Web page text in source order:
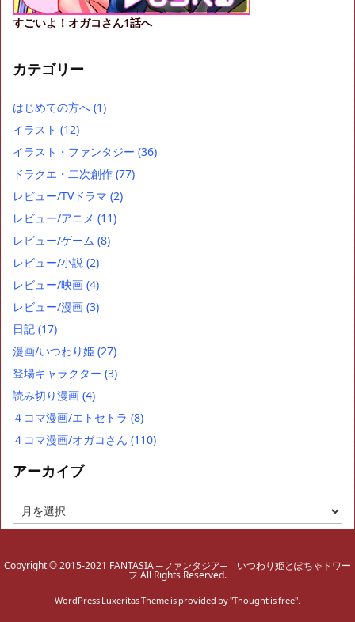
すごいよ！オガコさん1話へ
カテゴリー
はじめての方へ (1)
イラスト (12)
イラスト・ファンタジー (36)
ドラクエ・二次創作 (77)
レビュー/TVドラマ (2)
レビュー/アニメ (11)
レビュー/ゲーム (8)
レビュー/小説 (2)
レビュー/映画 (4)
レビュー/漫画 (3)
日記 (17)
漫画/いつわり姫 (27)
登場キャラクター (3)
読み切り漫画 (4)
４コマ漫画/エトセトラ (8)
４コマ漫画/オガコさん (110)
アーカイブ
ー
ブ
Copyright © 2015-2021 FANTASIA ─ファンタジア─ いつわり姫とぽちゃドワー
フ All Rights Reserved.
WordPress Luxeritas Theme is provided by "Thought is free".